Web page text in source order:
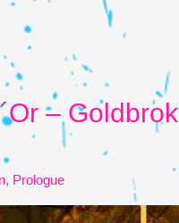
–
, Prologue